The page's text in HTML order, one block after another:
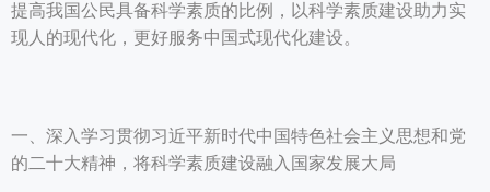
提高我国公民具备科学素质的比例，以科学素质建设助力实
现人的现代化，更好服务中国式现代化建设。
一、深入学习贯彻习近平新时代中国特色社会主义思想和党
的二十大精神，将科学素质建设融入国家发展大局